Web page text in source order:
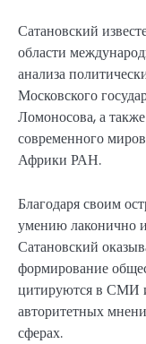
Сатановский
области
анализа
Московского
Ломоносова, а
современного
Африки РАН.
Благодаря своим
умению лаконично
Сатановский
формирование
цитируются в СМИ
авторитетных
сферах.